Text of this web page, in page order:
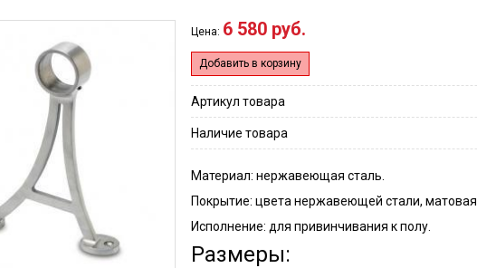
Цена: 6 580 руб.
Добавить в корзину
Артикул товара
Наличие товара
Материал: нержавеющая сталь.
Покрытие: цвета нержавеющей стали, матовая.
Исполнение: для привинчивания к полу.
Размеры: